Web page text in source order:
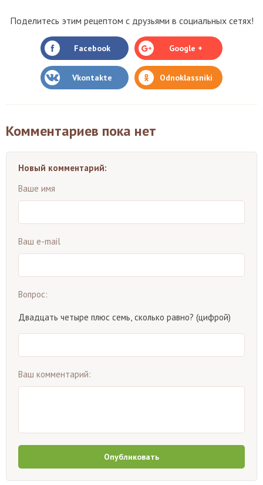
Поделитесь этим рецептом с друзьями в социальных сетях!
Facebook Google +
Vkontakte Odnoklassniki
Комментариев пока нет
Новый комментарий:
Ваше имя
Ваш e-mail
Вопрос:
Двадцать четыре плюс семь, сколько равно? (цифрой)
Ваш комментарий:
Опубликовать